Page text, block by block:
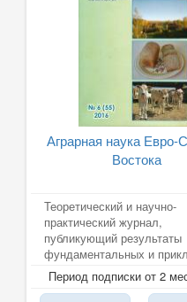
Аграрная наука Евро-
Востока
Теоретический и научно-
практический журнал,
публикующий результаты
фундаментальных и
исследований
зарубежных ученых по...
Период подписки от 2